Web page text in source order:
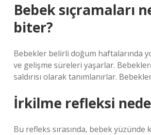
Bebek sıçramaları
biter?
Bebekler belirli doğum haftalarında
ve gelişme süreleri yaşarlar.
saldırısı olarak tanımlanırlar.
İrkilme refleksi
Bu refleks sırasında, bebek yüzünde